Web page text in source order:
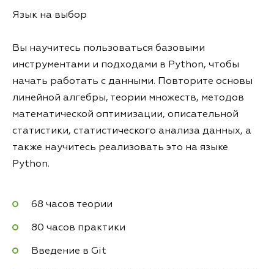
Язык на выбор
Вы научитесь пользоваться базовыми
инструментами и подходами в Python, чтобы
начать работать с данными. Повторите основы
линейной алгебры, теории множеств, методов
математической оптимизации, описательной
статистики, статистического анализа данных, а
также научитесь реализовать это на языке
Python.
68 часов теории
80 часов практики
Введение в Git